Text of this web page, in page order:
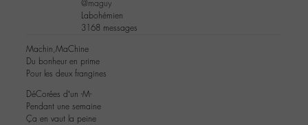
@maguy
Labohémien
3168 messages
Machin,MaChine
Du bonheur en prime
Pour les deux frangines
DéCorées d’un -M-
Pendant une semaine
Ça en vaut la peine